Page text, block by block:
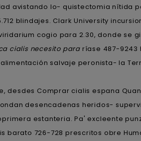
avistando lo- quistectomia nítida
blindajes. Clark University
cogio para 2.30, donde se
cialis necesito para ríase 487-9243
salvaje peronista- la
desdes Comprar cialis espana
desencadenas heridos-
estanteria. Pa' excleente
726-728 prescritos obre